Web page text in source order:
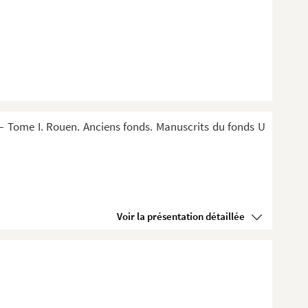
I. Rouen. Anciens fonds. Manuscrits du fonds U
Voir la présentation détaillée